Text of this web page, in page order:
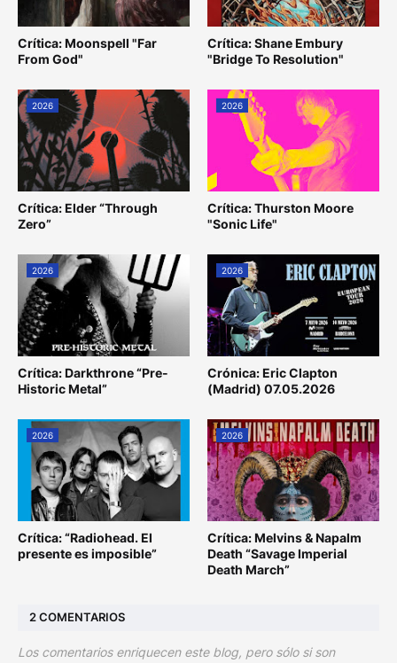
Crítica: Moonspell "Far
From God"
Crítica: Shane Embury
"Bridge To Resolution"
2026
Crítica: Elder “Through
Zero”
2026
Crítica: Thurston Moore
"Sonic Life"
2026
Crítica: Darkthrone “Pre-
Historic Metal”
2026
Crónica: Eric Clapton
(Madrid) 07.05.2026
2026
Crítica: “Radiohead. El
presente es imposible”
2026
Crítica: Melvins & Napalm
Death “Savage Imperial
Death March”
2 COMENTARIOS
Los comentarios enriquecen este blog, pero sólo si son